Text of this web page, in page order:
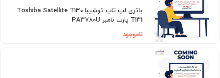
باتری لپ تاپ توشیبا Toshiba Satellite T130
T131 پارت نامبر PA3780U
ناموجود